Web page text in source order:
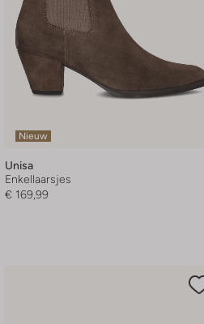
Nieuw
Unisa
Enkellaarsjes
€ 169,99